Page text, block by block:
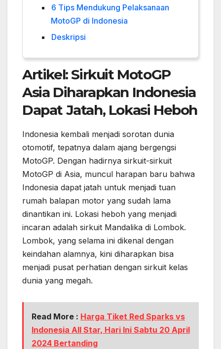
6 Tips Mendukung Pelaksanaan
MotoGP di Indonesia
Deskripsi
Artikel: Sirkuit MotoGP
Asia Diharapkan Indonesia
Dapat Jatah, Lokasi Heboh
Indonesia kembali menjadi sorotan dunia
otomotif, tepatnya dalam ajang bergengsi
MotoGP. Dengan hadirnya sirkuit-sirkuit
MotoGP di Asia, muncul harapan baru bahwa
Indonesia dapat jatah untuk menjadi tuan
rumah balapan motor yang sudah lama
dinantikan ini. Lokasi heboh yang menjadi
incaran adalah sirkuit Mandalika di Lombok.
Lombok, yang selama ini dikenal dengan
keindahan alamnya, kini diharapkan bisa
menjadi pusat perhatian dengan sirkuit kelas
dunia yang megah.
Read More : Harga Tiket Red Sparks vs
Indonesia All Star, Hari Ini Sabtu 20 April
2024 Bertanding